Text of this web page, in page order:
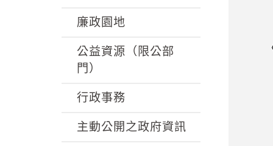
廉政園地
公益資源（限公部
門）
行政事務
主動公開之政府資訊
〈
消